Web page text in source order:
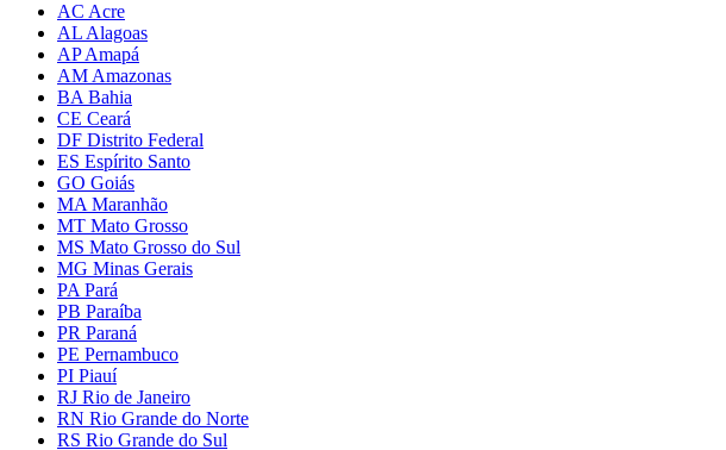
AC Acre
AL Alagoas
AP Amapá
AM Amazonas
BA Bahia
CE Ceará
DF Distrito Federal
ES Espírito Santo
GO Goiás
MA Maranhão
MT Mato Grosso
MS Mato Grosso do Sul
MG Minas Gerais
PA Pará
PB Paraíba
PR Paraná
PE Pernambuco
PI Piauí
RJ Rio de Janeiro
RN Rio Grande do Norte
RS Rio Grande do Sul